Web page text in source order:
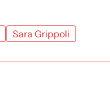
Sara Grippoli